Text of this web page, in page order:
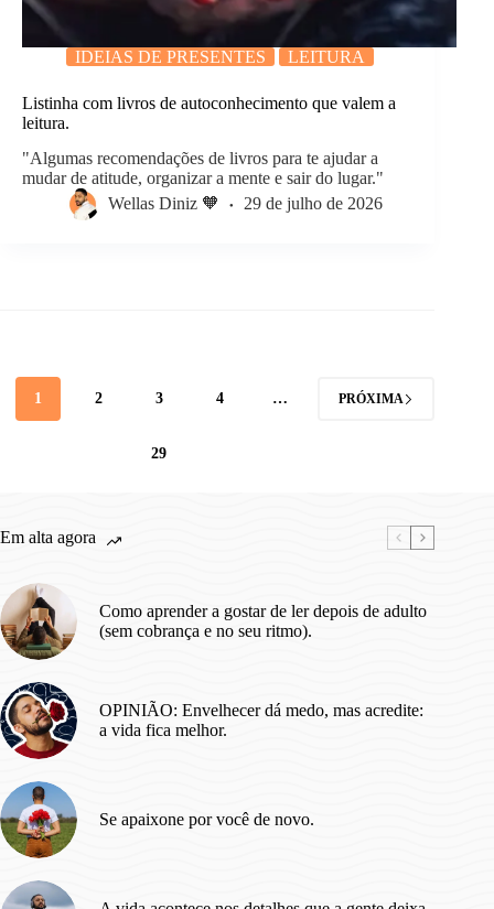
IDEIAS DE PRESENTES LEITURA
Listinha com livros de autoconhecimento que valem a
leitura.
"Algumas recomendações de livros para te ajudar a
mudar de atitude, organizar a mente e sair do lugar."
Wellas Diniz 🧡
29 de julho de 2026
1 2 3 4 …
29
PRÓXIMA
Em alta agora
Como aprender a gostar de ler depois de adulto
(sem cobrança e no seu ritmo).
OPINIÃO: Envelhecer dá medo, mas acredite:
a vida fica melhor.
Se apaixone por você de novo.